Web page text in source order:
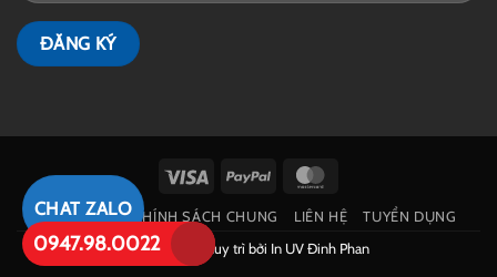
CHAT ZALO
0947.98.0022
Visa PayPal
GIỚI THIỆU CHÍNH SÁCH CHUNG LIÊN HỆ TUYỂN DỤNG
Phát triển và duy trì bởi In UV Đinh Phan